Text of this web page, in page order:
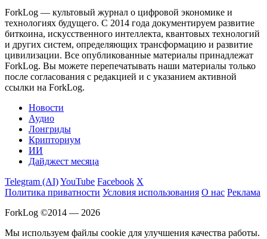
ForkLog — культовый журнал о цифровой экономике и
технологиях будущего. С 2014 года документируем развитие
биткоина, искусственного интеллекта, квантовых технологий
и других систем, определяющих трансформацию и развитие
цивилизации. Все опубликованные материалы принадлежат
ForkLog. Вы можете перепечатывать наши материалы только
после согласования с редакцией и с указанием активной
ссылки на ForkLog.
Новости
Аудио
Лонгриды
Крипториум
ИИ
Дайджест месяца
Telegram (AI)YouTube Facebook X
Политика приватности Условия использования О нас Реклама
ForkLog ©2014 — 2026
Мы используем файлы cookie для улучшения качества работы.